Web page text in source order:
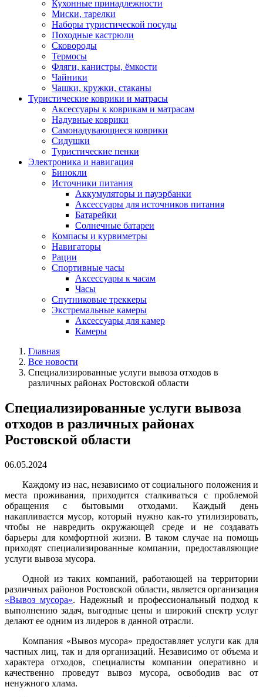
Кухонные принадлежности
Миски, тарелки
Наборы туристической посуды
Походные кастрюли
Сковороды
Термосы
Фляги, канистры, ёмкости
Чайники
Чашки, кружки, стаканы
Туристические коврики и матрасы
Аксессуары к коврикам и матрасам
Надувные коврики
Самонадувающиеся коврики
Сидушки
Туристические пенки
Электроника и навигация
Бинокли
Источники питания
Аккумуляторы и пауэрбанки
Аксессуары для источников питания
Батарейки
Солнечные батареи
Компасы и курвиметры
Навигаторы
Рации
Спортивные часы
Аксессуары к часам
Часы
Спутниковые треккеры
Экстремальные камеры
Аксессуары для камер
Камеры
Главная
Все новости
Специализированные услуги вывоза отходов в
различных районах Ростовской области
Специализированные услуги вывоза
отходов в различных районах
Ростовской области
06.05.2024
Каждому из нас, независимо от социального положения и
места проживания, приходится сталкиваться с проблемой
обращения с бытовыми отходами. Каждый день
накапливается мусор, который нужно как-то утилизировать,
чтобы не навредить окружающей среде и не создавать
барьеры для комфортной жизни. В таком случае на помощь
приходят специализированные компании, предоставляющие
услуги вывоза мусора.
Одной из таких компаний, работающей на территории
различных районов Ростовской области, является организация
«Вывоз мусора». Надежный и профессиональный подход к
выполнению задач, выгодные цены и широкий спектр услуг
делают ее одним из лидеров в данной отрасли.
Компания «Вывоз мусора» предоставляет услуги как для
частных лиц, так и для организаций. Независимо от объема и
характера отходов, специалисты компании оперативно и
качественно проведут вывоз мусора, освободив вас от
ненужного хлама.